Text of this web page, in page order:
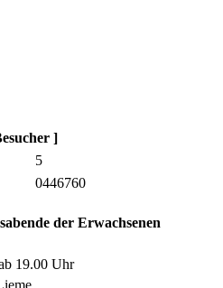
]
5
0446760
der Erwachsenen
19.00 Uhr